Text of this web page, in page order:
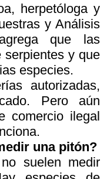
herpetóloga y
y Análisis
que las
serpientes y que
especies.
autorizadas,
Pero aún
comercio ilegal
una pitón?
suelen medir